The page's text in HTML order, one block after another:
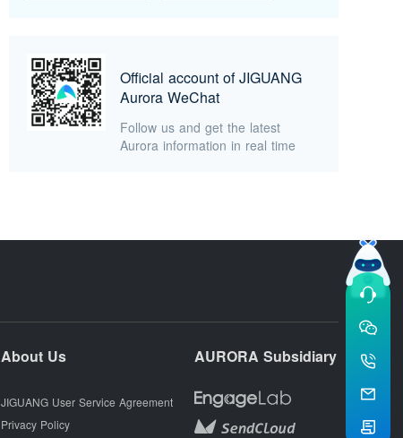
Official account of JIGUANG
Aurora WeChat
Follow us and get the latest
Aurora information in real time
About Us
JIGUANG User Service Agreement
Privacy Policy
AURORA Subsidiary